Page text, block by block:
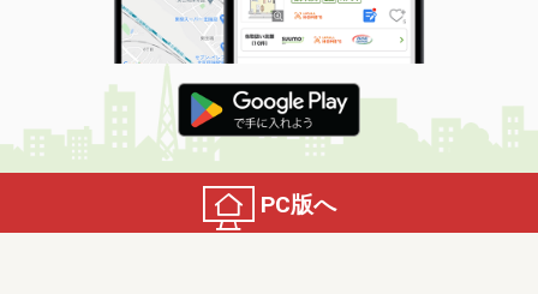
物件種別 貸事務所
使用面積
77.59m²
大阪府大阪市淀川区西中島３丁目
価 格
14.96万円
物件種別 貸事務所
使用面積 56.26m²PC版へ